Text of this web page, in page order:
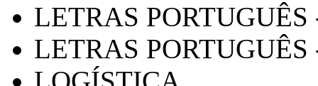
LETRAS
LETRAS PORTUGUÊS